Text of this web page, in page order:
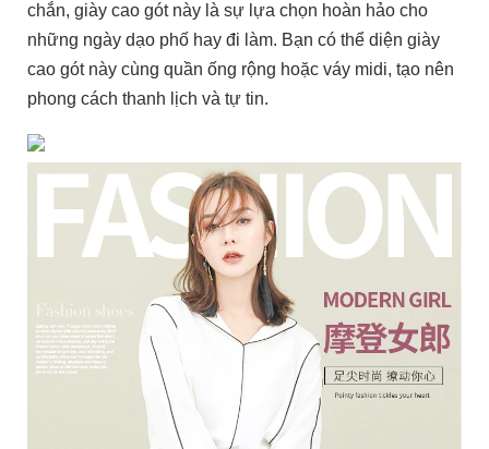
chắn, giày cao gót này là sự lựa chọn hoàn hảo cho
những ngày dạo phố hay đi làm. Bạn có thể diện giày
cao gót này cùng quần ống rộng hoặc váy midi, tạo nên
phong cách thanh lịch và tự tin.